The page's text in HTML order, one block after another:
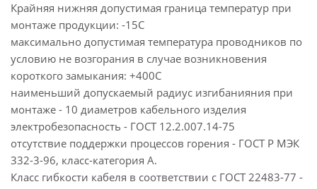
Крайняя нижняя допустимая граница температур при
монтаже продукции: -15С
максимально допустимая температура проводников по
условию не возгорания в случае возникновения
короткого замыкания: +400С
наименьший допускаемый радиус изгибанияния при
монтаже - 10 диаметров кабельного изделия
электробезопасность - ГОСТ 12.2.007.14-75
отсутствие поддержки процессов горения - ГОСТ Р МЭК
332-3-96, класс-категория А.
Класс гибкости кабеля в соответствии с ГОСТ 22483-77 -